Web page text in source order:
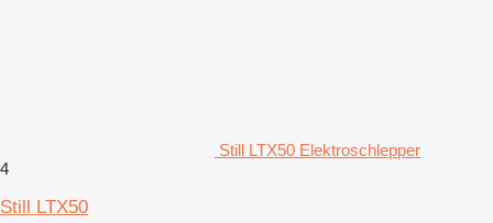
Still LTX50 Elektroschlepper
4
Still LTX50